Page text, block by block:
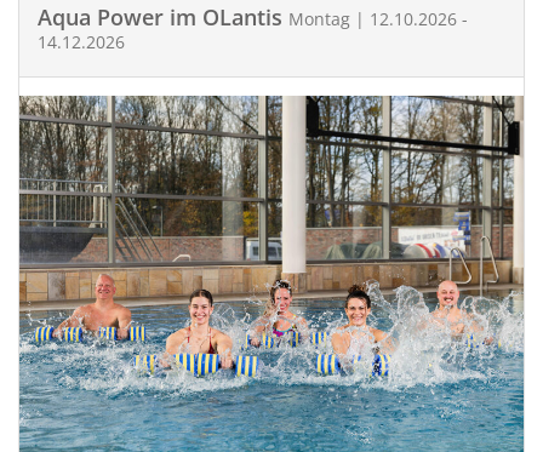
Aqua Power im OLantis Montag | 12.10.2026 -
14.12.2026